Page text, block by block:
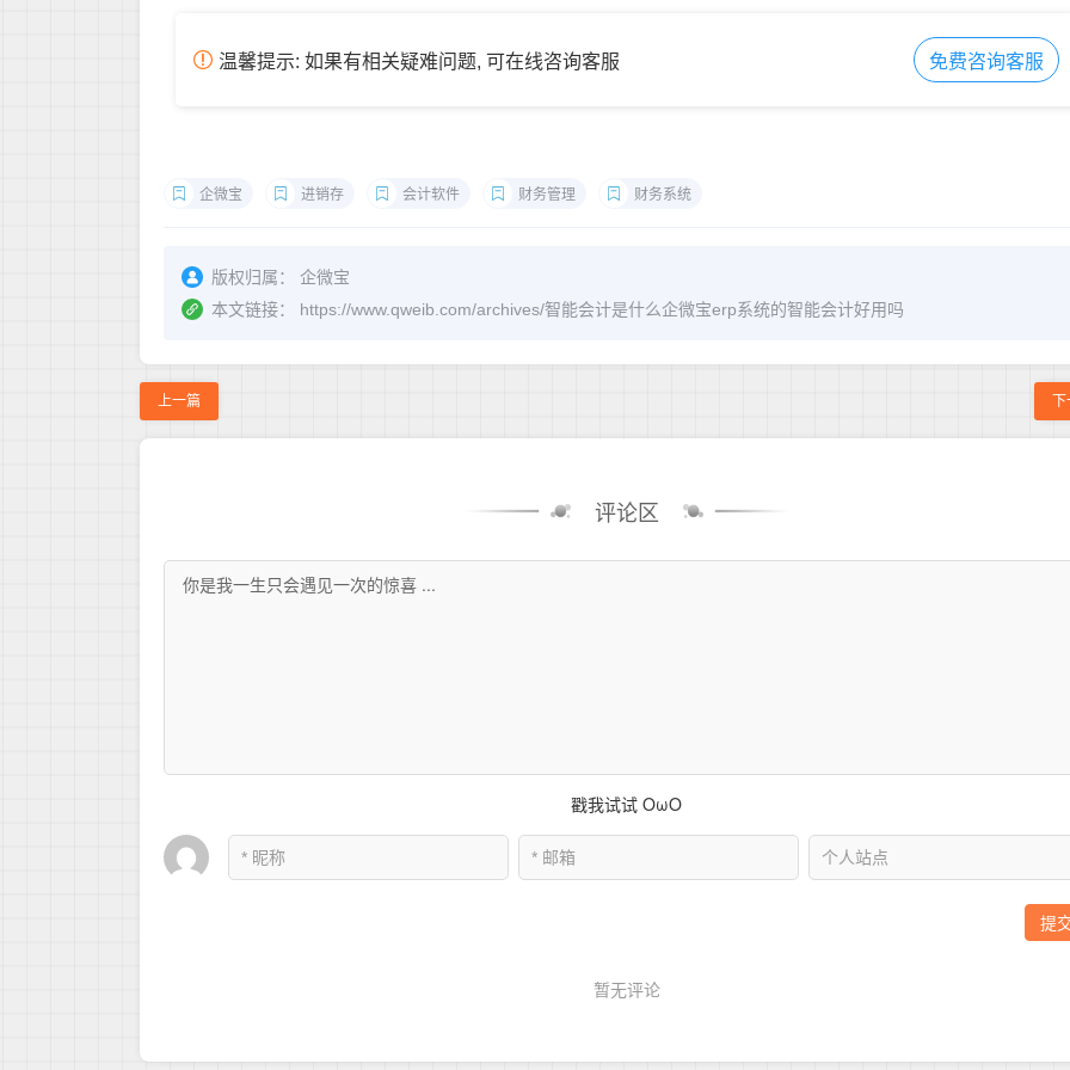
温馨提示: 如果有相关疑难问题, 可在线咨询客服 免费咨询客服
企微宝 进销存 会计软件 财务管理 财务系统
版权归属：
企微宝
本文链接：
https://www.qweib.com/archives/智能会计是什么企微宝erp系统的智能会计好用吗
上一篇
评论区